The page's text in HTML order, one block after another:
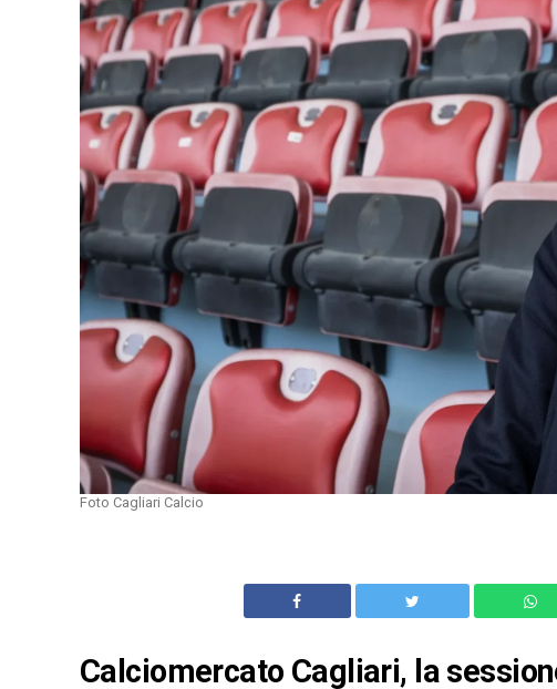
Foto Cagliari Calcio
Calciomercato Cagliari, la